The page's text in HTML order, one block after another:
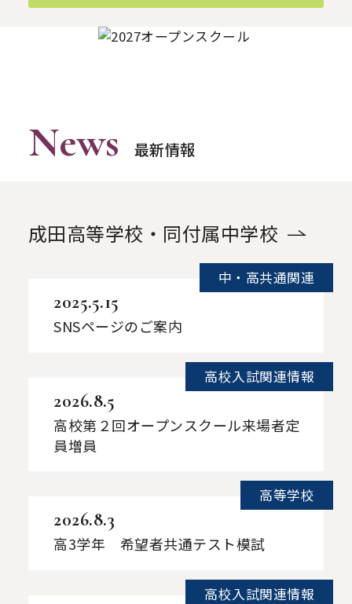
News 最新情報
成田高等学校・同付属中学校
中・高共通関連
2025.5.15
SNSページのご案内
高校入試関連情報
2026.8.5
高校第２回オープンスクール来場者定
員増員
高等学校
2026.8.3
高3学年 希望者共通テスト模試
高校入試関連情報